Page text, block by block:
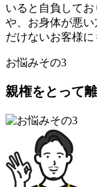
いると⾃負してお
や
お身体が悪い
だけないお客様
お悩みその3
親権をとって